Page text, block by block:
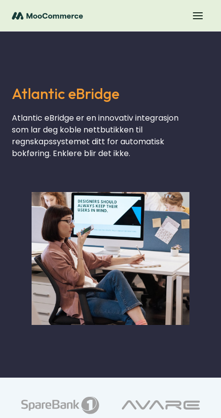
Atlantic eBridge
Atlantic eBridge er en innovativ integrasjon
som lar deg koble nettbutikken til
regnskapssystemet ditt for automatisk
bokføring. Enklere blir det ikke.